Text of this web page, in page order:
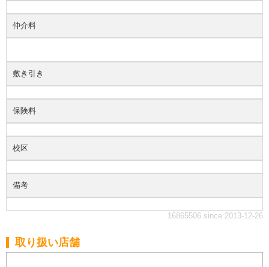
仲介料
敷き引き
保険料
校区
備考
16865506 since 2013-12-26
取り扱い店舗